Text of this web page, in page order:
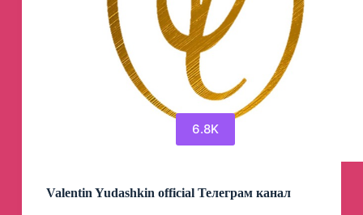
6.8K
Valentin Yudashkin official Телеграм канал